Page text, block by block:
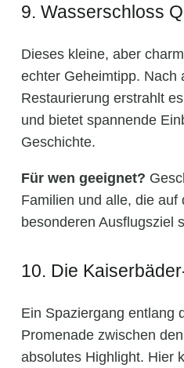
9. Wasserschloss
Dieses kleine, aber
echter Geheimtipp. Nach
Restaurierung erstrahlt
und bietet spannende
Geschichte.
Für wen geeignet?
Familien und alle, die auf
besonderen Ausflugsziel
10. Die
Ein Spaziergang entlang
Promenade zwischen
absolutes Highlight. Hier